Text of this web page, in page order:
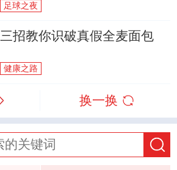
足球之夜
三招教你识破真假全麦面包
健康之路
换一换